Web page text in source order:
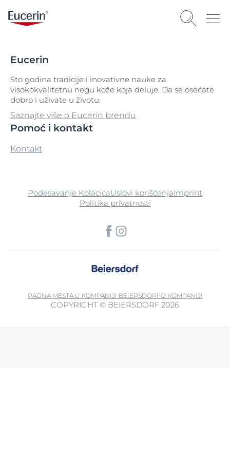
Eucerin
Sto godina tradicije i inovativne nauke za
visokokvalitetnu negu kože koja deluje. Da se osećate
dobro i uživate u životu.
Saznajte više o Eucerin brendu
Pomoć i kontakt
Kontakt
Podesavanje KolacicaUslovi korišćenjaImprint
Politika privatnosti
RADNA MESTA U KOMPANIJI BEIERSDORFO KOMPANIJI
COPYRIGHT © BEIERSDORF 2026